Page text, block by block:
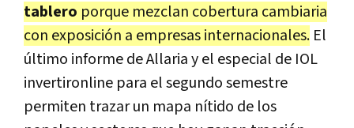
tablero porque mezclan cobertura cambiaria
con exposición a empresas internacionales. El
último informe de Allaria y el especial de IOL
invertironline para el segundo semestre
permiten trazar un mapa nítido de los